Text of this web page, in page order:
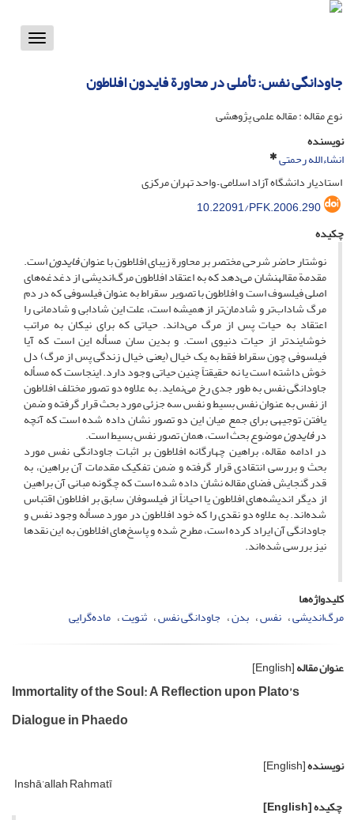
Toggle
جاودانگی نفس: تأملی در محاورة فایدون افلاطون
نوع مقاله : مقاله علمی پژوهشی
نویسنده
انشاءالله رحمتی
استادیار دانشگاه آزاد اسلامی – واحد تهران مرکزی
10.22091/PFK.2006.290
چکیده
نوشتار حاضر شرحی مختصر بر محاورة زیبای افلاطون با عنوانفایدوناست.
مقدمة مقالهنشان می‌دهد که به اعتقاد افلاطون مرگ‌اندیشی از دغدغه‌های
اصلی فیلسوف است و افلاطون با تصویر سقراط به عنوان فیلسوفی که در دم
مرگ شاداب‌تر و شادمان‌تر از همیشه است، علت این شادابی و شادمانی را
اعتقاد به حیات پس از مرگ می‌داند. حیاتی که برای نیکان به مراتب
خوشایند‌تر از حیات دنیوی است. و بدین سان مسأله این است که آیا
فیلسوفی چون سقراط فقط به یک خیال (یعنی خیال زندگی پس از مرگ) دل
خوش داشته است یا نه حقیقتاً چنین حیاتی وجود دارد. اینجاست که مسأله
جاودانگی نفس به طور جدی رخ می‌نماید. به علاوه دو تصور مختلف افلاطون
از نفس به عنوان نفس بسیط و نفس سه جزئی مورد بحث قرار گرفته و ضمن
یافتن توجیهی برای جمع میان این دو تصور نشان داده شده است که آنچه
درفایدونموضوع بحث است، همان تصور نفس بسیط است.
در ادامه مقاله، براهین چهارگانه افلاطون بر اثبات جاودانگی نفس مورد
بحث و بررسی انتقادی قرار گرفته و ضمن تفکیک مقدمات آن براهین، به
قدر گنجایش فضای مقاله نشان داده شده است که چگونه مبانی آن براهین
از دیگر اندیشه‌های افلاطون یا احیاناً از فیلسوفان سابق بر افلاطون اقتباس
شده‌اند. به علاوه دو نقدی را که خود افلاطون در مورد مسأله وجود نفس و
جاودانگی آن ایراد کرده است، مطرح شده و پاسخ‌های افلاطون به این نقدها
نیز بررسی شده‌اند.
کلیدواژه‌ها
مرگ‌اندیشی نفس بدن جاودانگی نفس ثنویت ماده‌گرایی
عنوان مقاله[English]
Immortality of the Soul: A Reflection upon Plato’s
Dialogue in Phaedo
نویسنده[English]
Inshā’allah Rahmatī
چکیده[English]